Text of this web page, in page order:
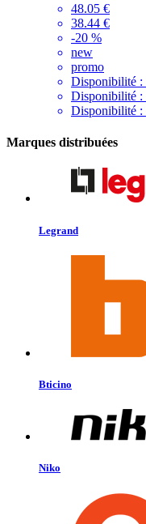
48.05 €
38.44 €
-20 %
new
promo
Disponibilité :
Disponibilité :
Disponibilité :
Marques distribuées
Legrand
Bticino
Niko